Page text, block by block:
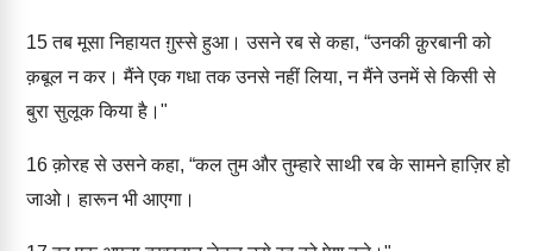
15तब मूसा निहायत ग़ुस्से हुआ। उसने रब से कहा, “उनकी क़ुरबानी को
क़बूल न कर। मैंने एक गधा तक उनसे नहीं लिया, न मैंने उनमें से किसी से
बुरा सुलूक किया है।"
16क़ोरह से उसने कहा, “कल तुम और तुम्हारे साथी रब के सामने हाज़िर हो
जाओ। हारून भी आएगा।